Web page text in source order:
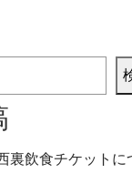
裏飲食チケットに